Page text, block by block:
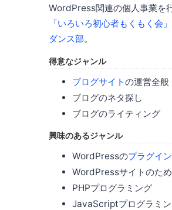
WordPress関連の個人事業を
「いろいろ初心者もくもく会」
ダンス部。
得意なジャンル
ブログサイトの運営全般
ブログのネタ探し
ブログのライティング
興味のあるジャンル
WordPressのプラグイ
WordPressサイトのた
PHPプログラミング
JavaScriptプログラミ